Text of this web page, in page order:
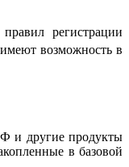
регистрации
имеют возможность в
и другие продукты
в базовой